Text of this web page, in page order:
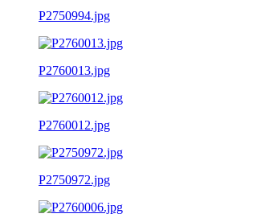
P2750994.jpg
P2760013.jpg
P2760012.jpg
P2750972.jpg